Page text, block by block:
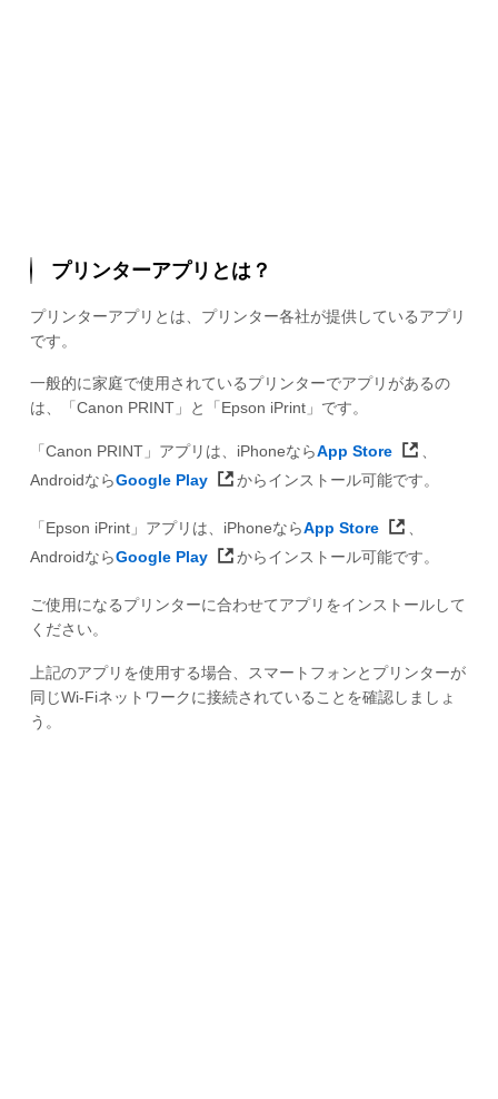
プリンターアプリとは？
プリンターアプリとは、プリンター各社が提供しているアプリ
です。
一般的に家庭で使用されているプリンターでアプリがあるの
は、「Canon PRINT」と「Epson iPrint」です。
「Canon PRINT」アプリは、iPhoneならApp Store
、
AndroidならGoogle Play からインストール可能です。
「Epson iPrint」アプリは、iPhoneならApp Store
、
AndroidならGoogle Play からインストール可能です。
ご使用になるプリンターに合わせてアプリをインストールして
ください。
上記のアプリを使用する場合、スマートフォンとプリンターが
同じWi-Fiネットワークに接続されていることを確認しましょ
う。